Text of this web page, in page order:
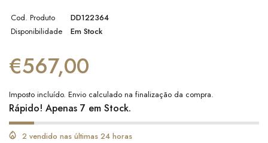
Cod. Produto
DD122364
Disponibilidade
Em Stock
€567,00
Imposto incluído. Envio calculado na finalização da compra.
Rápido! Apenas 7 em Stock.
2 vendido nas últimas 24 horas